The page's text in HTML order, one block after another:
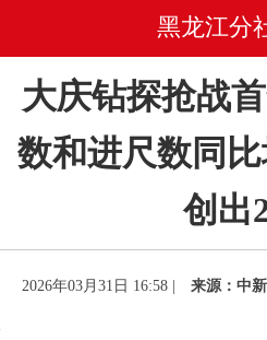
黑龙江分
大庆钻探抢战
数和进尺数同
创出
2026年03月31日 16:58 | 来源：中